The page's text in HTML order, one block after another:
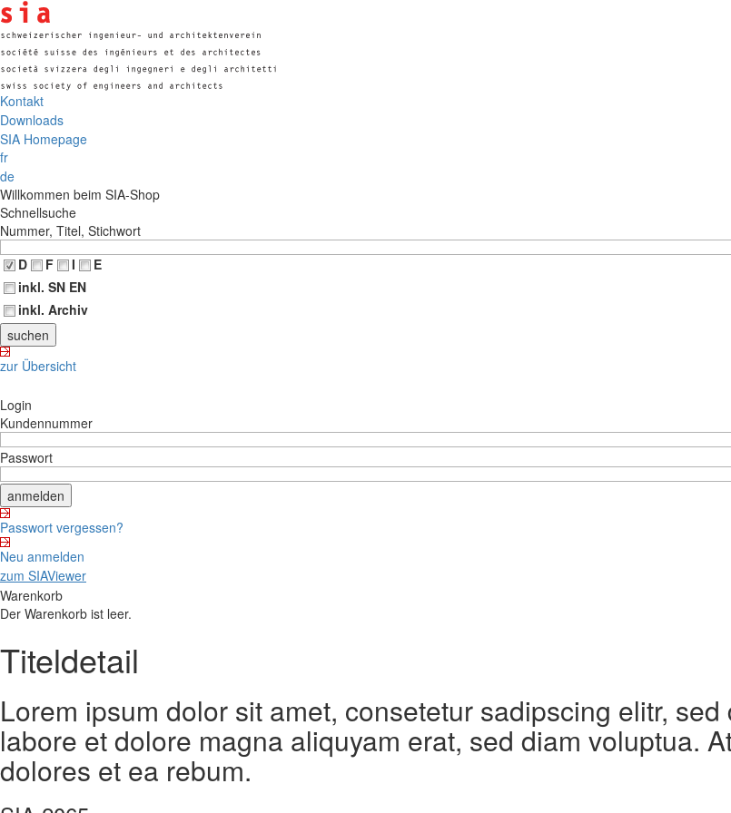
Kontakt
Downloads
SIA Homepage
fr
de
Willkommen beim SIA-Shop
Schnellsuche
Nummer, Titel, Stichwort
D
F I
E
inkl. SN EN
inkl. Archiv
zur Übersicht
Login
Kundennummer
Passwort
Passwort vergessen?
Neu anmelden
zum SIAViewer
Warenkorb
Der Warenkorb ist leer.
Titeldetail
Lorem ipsum dolor sit amet, consetetur sadipscing elitr,
labore et dolore magna aliquyam erat, sed diam voluptua.
dolores et ea rebum.